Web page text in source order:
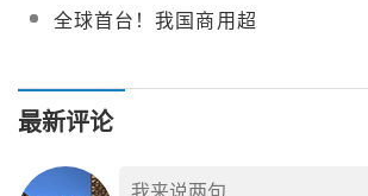
际标准太阳能热发电厂
第2-2部分储热和传热用
询
全球首台！我国商用超
最新评论